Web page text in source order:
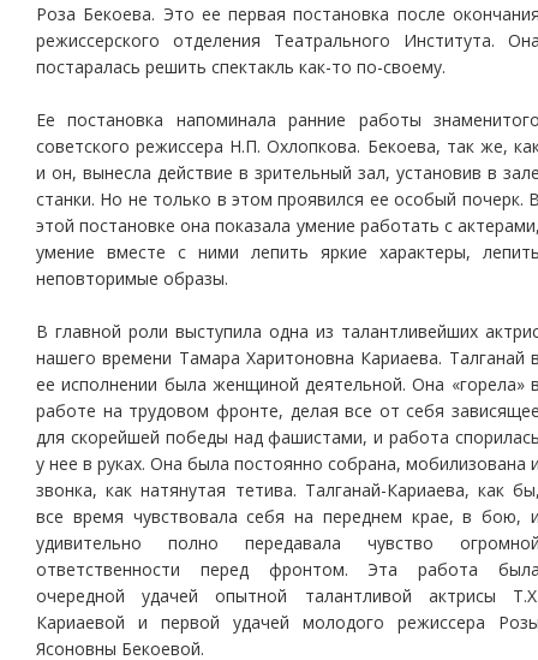
Роза Бекоева. Это ее первая постановка после
режиссерского отделения Театрального Института.
постаралась решить спектакль как-то по-своему.
Ее постановка напоминала ранние работы
советского режиссера Н.П. Охлопкова. Бекоева, так же,
и он, вынесла действие в зрительный зал, установив в
станки. Но не только в этом проявился ее особый почерк.
этой постановке она показала умение работать с
умение вместе с ними лепить яркие характеры,
неповторимые образы.
В главной роли выступила одна из талантливейших
нашего времени Тамара Харитоновна Кариаева. Талганай
ее исполнении была женщиной деятельной. Она «горела»
работе на трудовом фронте, делая все от себя
для скорейшей победы над фашистами, и работа
у нее в руках. Она была постоянно собрана, мобилизована
звонка, как натянутая тетива. Талганай-Кариаева, как
все время чувствовала себя на переднем крае, в бою,
удивительно полно передавала чувство
ответственности перед фронтом. Эта работа
очередной удачей опытной талантливой актрисы
Кариаевой и первой удачей молодого режиссера
Ясоновны Бекоевой.